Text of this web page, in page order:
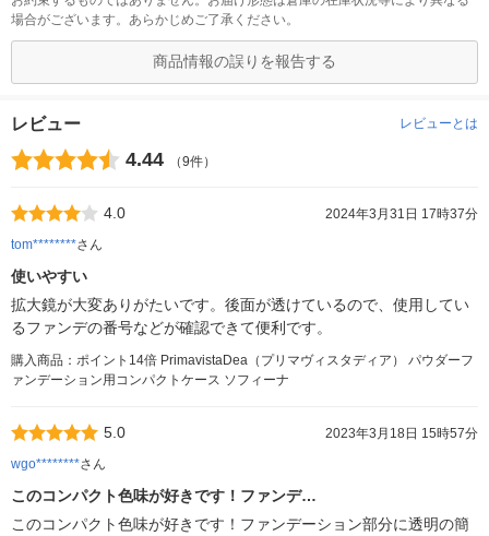
場合がございます。あらかじめご了承ください。
商品情報の誤りを報告する
レビュー レビューとは
4.44 （9件）
4.0
2024年3月31日 17時37分
tom********さん
使いやすい
拡大鏡が大変ありがたいです。後面が透けているので、使用してい
るファンデの番号などが確認できて便利です。
購入商品：ポイント14倍 PrimavistaDea（プリマヴィスタディア） パウダーフ
ァンデーション用コンパクトケース ソフィーナ
5.0
2023年3月18日 15時57分
wgo********さん
このコンパクト色味が好きです！ファンデ…
このコンパクト色味が好きです！ファンデーション部分に透明の簡